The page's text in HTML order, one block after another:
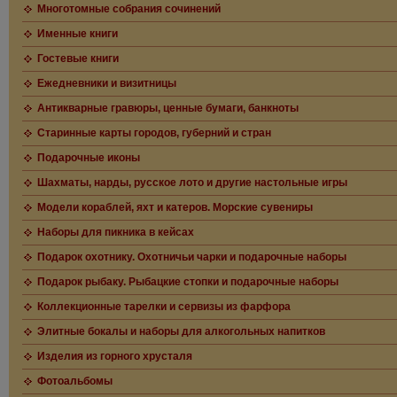
Многотомные собрания сочинений
Именные книги
Гостевые книги
Ежедневники и визитницы
Антикварные гравюры, ценные бумаги, банкноты
Старинные карты городов, губерний и стран
Подарочные иконы
Шахматы, нарды, русское лото и другие настольные игры
Модели кораблей, яхт и катеров. Морские сувениры
Наборы для пикника в кейсах
Подарок охотнику. Охотничьи чарки и подарочные наборы
Подарок рыбаку. Рыбацкие стопки и подарочные наборы
Коллекционные тарелки и сервизы из фарфора
Элитные бокалы и наборы для алкогольных напитков
Изделия из горного хрусталя
Фотоальбомы